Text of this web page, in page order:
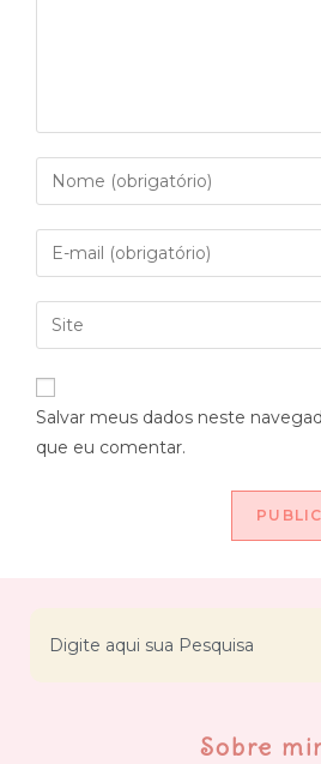
Salvar meus dados neste
que eu comentar.
Sobre